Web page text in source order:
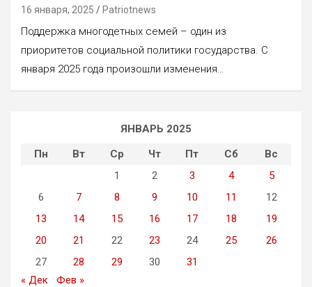
16 января, 2025 Patriotnews
Поддержка многодетных семей – один из
приоритетов социальной политики государства. С
января 2025 года произошли изменения…
ЯНВАРЬ 2025
Пн
Вт Ср Чт Пт Сб
Вс
1
2 3 4
5
6
7 8 9 10 11
12
13
14 15 16 17 18
19
20
21 22 23 24 25
26
27
28 29 30
31
« Дек
Фев »